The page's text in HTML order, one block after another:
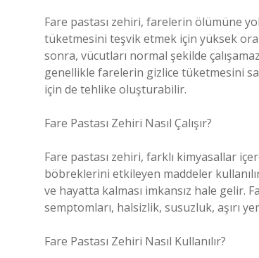
Fare pastası zehiri, farelerin ölümüne
tüketmesini teşvik etmek için yüksek
sonra, vücutları normal şekilde
genellikle farelerin gizlice tüketmesini
için de tehlike oluşturabilir.
Fare Pastası Zehiri Nasıl Çalışır?
Fare pastası zehiri, farklı kimyasallar
böbreklerini etkileyen maddeler
ve hayatta kalması imkansız hale gelir.
semptomları, halsizlik, susuzluk, aşırı
Fare Pastası Zehiri Nasıl Kullanılır?